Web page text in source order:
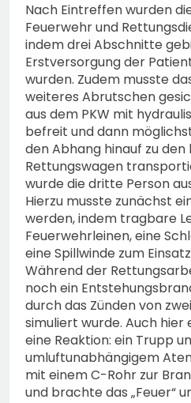
Nach Eintreffen wurden
Feuerwehr und
indem drei Abschnitte
Erstversorgung der
wurden. Zudem musste
weiteres Abrutschen
aus dem PKW mit
befreit und dann
den Abhang hinauf zu
Rettungswagen
wurde die dritte Person
Hierzu musste zunächst
werden, indem tragbare
Feuerwehrleinen, eine
eine Spillwinde zum
Während der
noch ein
durch das Zünden von
simuliert wurde. Auch
eine Reaktion: ein Trupp
umluftunabhängigem
mit einem C-Rohr zur
und brachte das „Feuer“